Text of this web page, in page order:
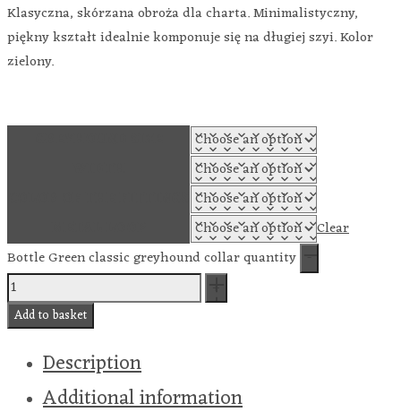
Klasyczna, skórzana obroża dla charta. Minimalistyczny,
piękny kształt idealnie komponuje się na długiej szyi. Kolor
zielony.
Clear
Bottle Green classic greyhound collar quantity
Add to basket
Description
Additional information